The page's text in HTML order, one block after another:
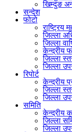
खिम्दुङ
सन्देश
फोटो
राष्ट्रिय
जिल्ला
जिल्ला
केन्द्रीय
जिल्ला
जिल्ला
रिपोर्ट
केन्द्रीय
जिल्ला
जिल्ला
समिति
केन्द्रीय
जिल्ला
जिल्ला